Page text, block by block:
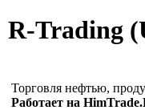
R-Trading
Торговля нефтью,
Работает на